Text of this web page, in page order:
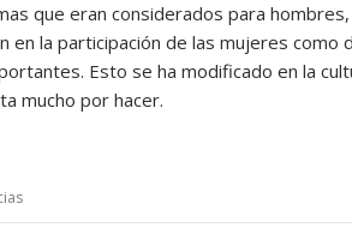
que eran considerados para hombres,
en la participación de las mujeres como
Esto se ha modificado en la
mucho por hacer.